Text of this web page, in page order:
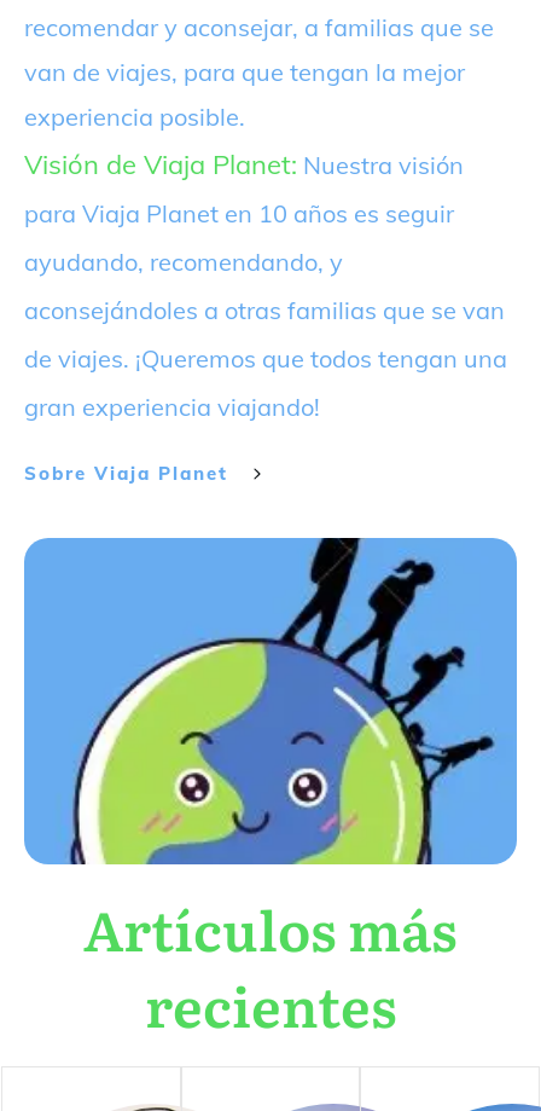
recomendar y aconsejar, a familias que se
van de viajes, para que tengan la mejor
experiencia posible.
Visión de Viaja Planet: Nuestra visión
para Viaja Planet en 10 años es seguir
ayudando, recomendando, y
aconsejándoles a otras familias que se van
de viajes. ¡Queremos que todos tengan una
gran experiencia viajando!
Sobre Viaja Planet
Artículos más
recientes